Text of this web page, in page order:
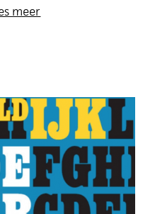
meer